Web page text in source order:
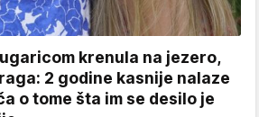
krenula na jezero,
2 godine kasnije nalaze
o tome šta im se desilo je